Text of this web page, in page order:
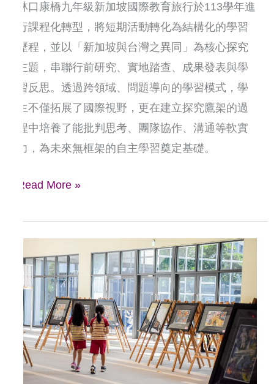
林口康橋九年級新加坡國際教育旅行於113學年進
行課程化轉型，將短期活動轉化為結構化的學習
歷程，並以「新加坡與台灣之異同」為核心探究
主題，串聯行前研究、實地踏查、成果發表與學
習反思。透過跨領域、問題導向的學習模式，學
生不僅拓展了國際視野，更在建立探究鷹架的過
程中培養了能批判思考、團隊協作、溝通等軟實
力，為未來無框架的自主學習奠定基礎。
界
的
自
主
力
Read More »
口
康
橋
校
園
讓